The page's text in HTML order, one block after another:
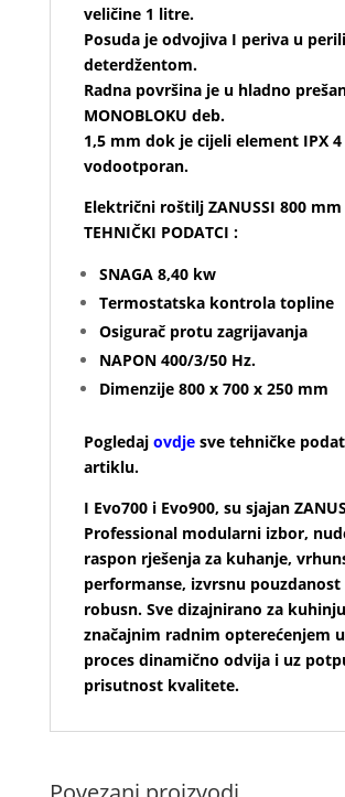
veličine 1 litre.
Posuda je odvojiva I periva u
deterdžentom.
Radna površina je u hladno
MONOBLOKU deb.
1,5 mm dok je cijeli element IPX 4
vodootporan.
Električni roštilj ZANUSSI 800
TEHNIČKI PODATCI :
SNAGA 8,40 kw
Termostatska kontrola topline
Osigurač protu zagrijavanja
NAPON 400/3/50 Hz.
Dimenzije 800 x 700 x 250 mm
Pogledaj ovdjesve tehničke
artiklu.
I Evo700 i Evo900, su sjajan
Professional modularni izbor,
raspon rješenja za kuhanje,
performanse, izvrsnu
robusn. Sve dizajnirano za
značajnim radnim opterećenjem
proces dinamično odvija i uz
prisutnost kvalitete.